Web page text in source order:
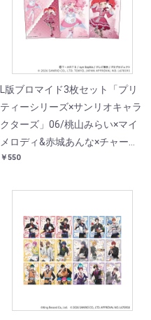
L版ブロマイド3枚セット「プリ
ティーシリーズ×サンリオキャラ
クターズ」06/桃山みらい×マイ
メロディ&赤城あんな×チャーミ
ーキティ(コラボイラスト)
￥550